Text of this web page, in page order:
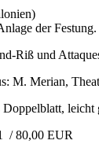
der Festung.
Riß und
M. Merian,
Doppelblatt,
/ 80,00 EUR